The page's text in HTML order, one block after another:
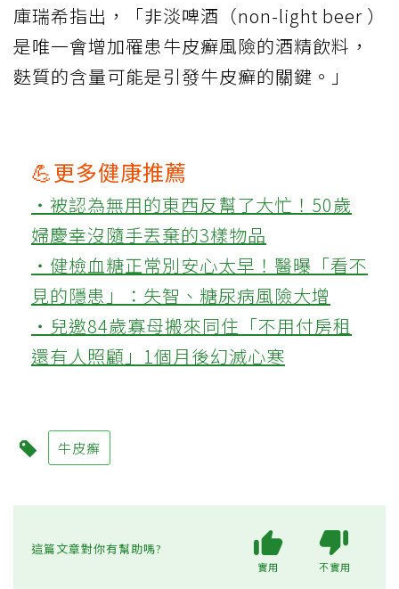
庫瑞希指出，「非淡啤酒（non-light beer ）
是唯一會增加罹患牛皮癬風險的酒精飲料，
麩質的含量可能是引發牛皮癬的關鍵。」
💪更多健康推薦
‧被認為無用的東西反幫了大忙！50歲
婦慶幸沒隨手丟棄的3樣物品
‧健檢血糖正常別安心太早！醫曝「看不
見的隱患」：失智、糖尿病風險大增
‧兒邀84歲寡母搬來同住「不用付房租
還有人照顧」1個月後幻滅心寒
牛皮癬
這篇文章對你有幫助嗎?
實用 不實用